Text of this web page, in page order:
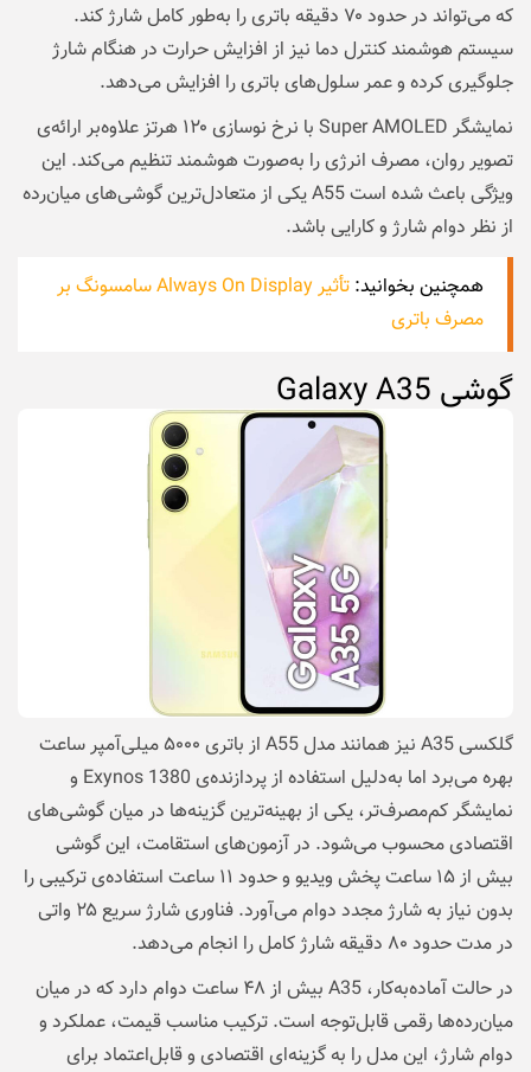
که می‌تواند در حدود ۷۰ دقیقه باتری را به‌طور کامل شارژ کند.
سیستم هوشمند کنترل دما نیز از افزایش حرارت در هنگام شارژ
جلوگیری کرده و عمر سلول‌های باتری را افزایش می‌دهد.
نمایشگر Super AMOLED با نرخ نوسازی ۱۲۰ هرتز علاوه‌بر ارائه‌ی
تصویر روان، مصرف انرژی را به‌صورت هوشمند تنظیم می‌کند. این
ویژگی باعث شده است A55 یکی از متعادل‌ترین گوشی‌های میان‌رده
از نظر دوام شارژ و کارایی باشد.
همچنین بخوانید:
تأثیر Always On Display سامسونگ بر
مصرف باتری
گوشی Galaxy A35
گلکسی A35 نیز همانند مدل A55 از باتری ۵۰۰۰ میلی‌آمپر ساعت
بهره می‌برد اما به‌دلیل استفاده از پردازنده‌ی Exynos 1380 و
نمایشگر کم‌مصرف‌تر، یکی از بهینه‌ترین گزینه‌ها در میان گوشی‌های
اقتصادی محسوب می‌شود. در آزمون‌های استقامت، این گوشی
بیش از ۱۵ ساعت پخش ویدیو و حدود ۱۱ ساعت استفاده‌ی ترکیبی را
بدون نیاز به شارژ مجدد دوام می‌آورد. فناوری شارژ سریع ۲۵ واتی
در مدت حدود ۸۰ دقیقه شارژ کامل را انجام می‌دهد.
در حالت آماده‌به‌کار، A35 بیش از ۴۸ ساعت دوام دارد که در میان
میان‌رده‌ها رقمی قابل‌توجه است. ترکیب مناسب قیمت، عملکرد و
دوام شارژ، این مدل را به گزینه‌ای اقتصادی و قابل‌اعتماد برای